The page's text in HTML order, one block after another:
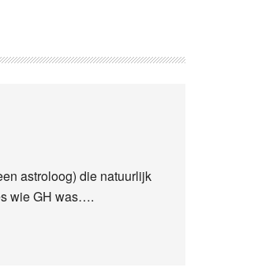
astroloog) die natuurlijk
wie GH was….